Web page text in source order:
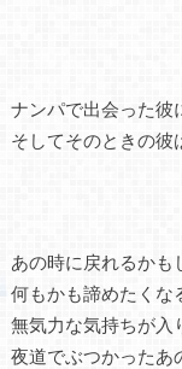
ナンパで出会った彼
そしてそのときの彼
あの時に戻れるかも
何もかも諦めたくな
無気力な気持ちが入
夜道でぶつかったあ